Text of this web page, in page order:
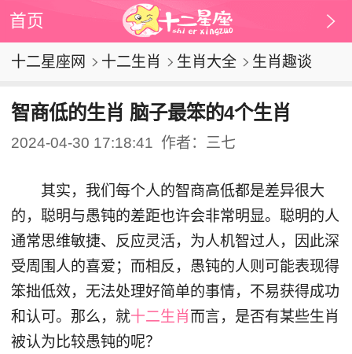
首页
十二星座网 十二生肖 生肖大全 生肖趣谈
智商低的生肖 脑子最笨的4个生肖
2024-04-30 17:18:41 作者：三七
其实，我们每个人的智商高低都是差异很大
的，聪明与愚钝的差距也许会非常明显。聪明的人
通常思维敏捷、反应灵活，为人机智过人，因此深
受周围人的喜爱；而相反，愚钝的人则可能表现得
笨拙低效，无法处理好简单的事情，不易获得成功
和认可。那么，就十二生肖而言，是否有某些生肖
被认为比较愚钝的呢？